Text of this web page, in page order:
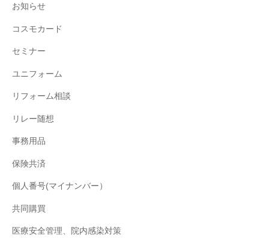
お知らせ
コスモカード
セミナー
ユニフォーム
リフォーム相談
リレー随想
事務用品
保険共済
個人番号(マイナンバー）
共同購買
医療安全管理、院内感染対策